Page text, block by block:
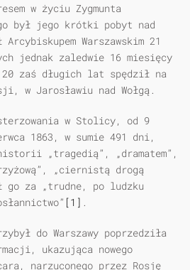
w życiu Zygmunta
był jego krótki pobyt nad
Warszawskim 21
jednak zaledwie 16 miesięcy
20 zaś długich lat spędził na
w Jarosławiu nad Wołgą.
w Stolicy, od 9
1863, w sumie 491 dni,
„tragedią”, „dramatem”,
„ciernistą drogą
go za „trudne, po ludzku
[1] .
do Warszawy poprzedziła
ukazująca nowego
narzuconego przez Rosję